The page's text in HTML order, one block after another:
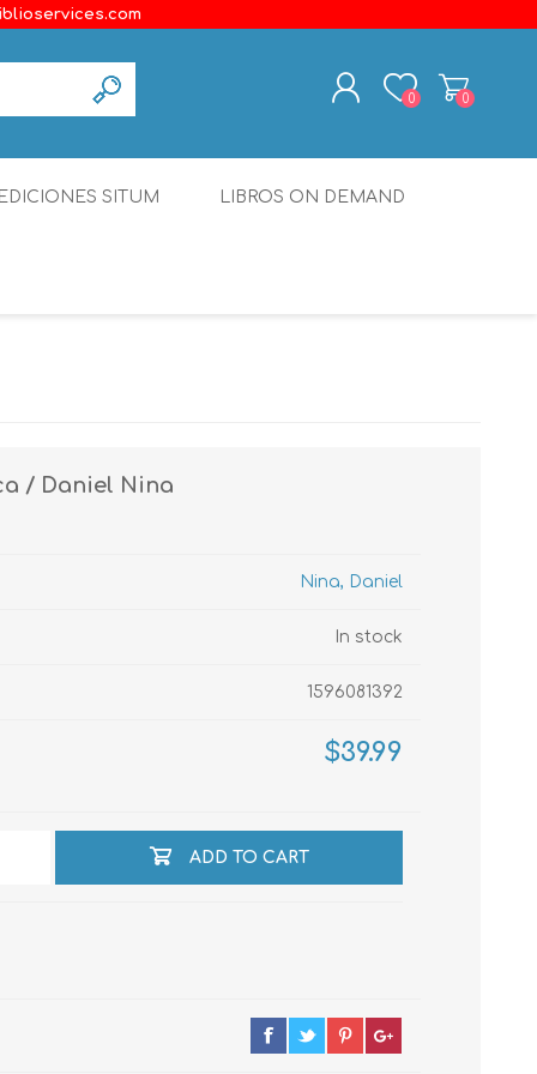
0 0
EDICIONES SITUM LIBROS ON DEMAND
/ Daniel Nina
Nina, Daniel
In stock
1596081392
$39.99
ADD TO CART